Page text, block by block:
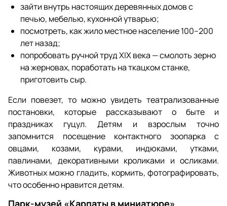
зайти внутрь настоящих деревянных домов с
печью, мебелью, кухонной утварью;
посмотреть, как жило местное население 100–200
лет назад;
попробовать ручной труд XIX века — смолоть зерно
на жерновах, поработать на ткацком станке,
приготовить сыр.
Если повезет, то можно увидеть театрализованные
постановки, которые рассказывают о быте и
праздниках гуцул. Детям и взрослым точно
запомнится посещение контактного зоопарка с
овцами, козами, курами, индюками, утками,
павлинами, декоративными кроликами и осликами.
Животных можно гладить, кормить, фотографировать,
что особенно нравится детям.
Парк‑музей «Карпаты в миниатюре»